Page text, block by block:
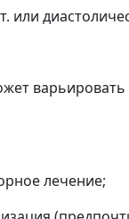
или
варьировать
лечение;